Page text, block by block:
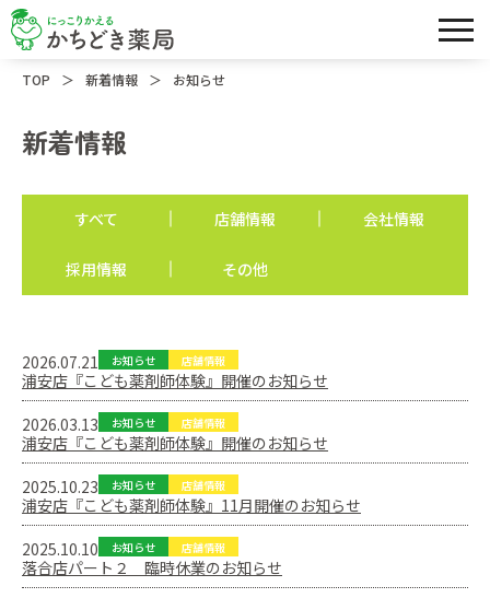
TOP ＞ 新着情報 ＞ お知らせ
新着情報
すべて 店舗情報 会社情報
採用情報 その他
2026.07.21 お知らせ 店舗情報
浦安店『こども薬剤師体験』開催のお知らせ
2026.03.13
お知らせ 店舗情報
浦安店『こども薬剤師体験』開催のお知らせ
2025.10.23
お知らせ 店舗情報
浦安店『こども薬剤師体験』11月開催のお知らせ
2025.10.10
お知らせ 店舗情報
落合店パート２ 臨時休業のお知らせ